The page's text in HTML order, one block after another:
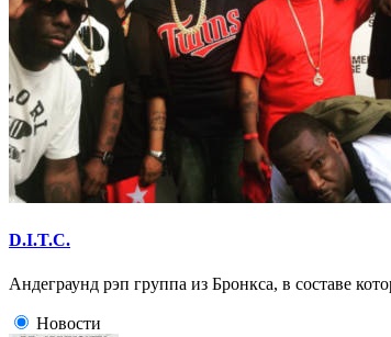
D.I.T.C.
Андеграунд рэп группа из Бронкса, в составе
Новости